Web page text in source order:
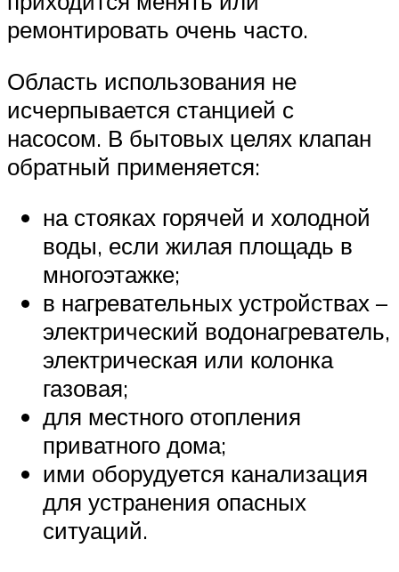
ремонтировать очень часто.
Область использования не
исчерпывается станцией с
насосом. В бытовых целях клапан
обратный применяется:
на стояках горячей и холодной
воды, если жилая площадь в
многоэтажке;
в нагревательных устройствах –
электрический водонагреватель,
электрическая или колонка
газовая;
для местного отопления
приватного дома;
ими оборудуется канализация
для устранения опасных
ситуаций.